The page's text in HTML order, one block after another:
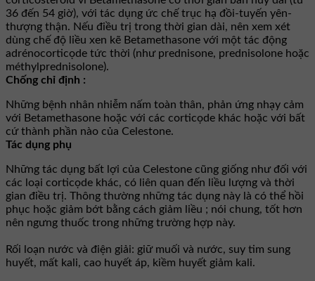
36 đến 54 giờ), với tác dụng ức chế trục hạ đồi-tuyến yên-
thượng thận. Nếu điều trị trong thời gian dài, nên xem xét
dùng chế độ liều xen kẽ Betamethasone với một tác động
adrénocorticọde tức thời (như prednisone, prednisolone hoặc
méthylprednisolone).
Chống chỉ định :
Những bệnh nhân nhiễm nấm toàn thân, phản ứng nhạy cảm
với Betamethasone hoặc với các corticọde khác hoặc với bất
cứ thành phần nào của Celestone.
Tác dụng phụ
Những tác dụng bất lợi của Celestone cũng giống như đối với
các loại corticọde khác, có liên quan đến liều lượng và thời
gian điều trị. Thông thường những tác dụng này là có thể hồi
phục hoặc giảm bớt bằng cách giảm liều ; nói chung, tốt hơn
nên ngưng thuốc trong những trường hợp này.
Rối loạn nước và điện giải: giữ muối và nước, suy tim sung
huyết, mất kali, cao huyết áp, kiềm huyết giảm kali.